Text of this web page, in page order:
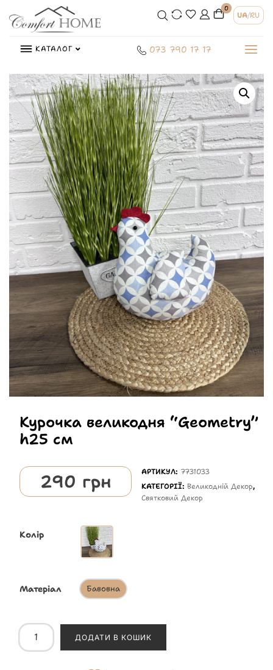
0
UA/RU
КАТАЛОГ 073 790 17 17
Курочка великодня “Geometry”
h25 см
290 грн АРТИКУЛ: 7731033
КАТЕГОРІЇ:Великодній Декор,
Святковий Декор
Колір
Матеріал Бавовна
ДОДАТИ В КОШИК